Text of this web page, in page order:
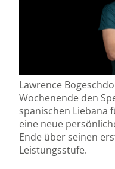
Lawrence
Wochenende den
spanischen Liebana
eine neue
Ende über seinen
Leistungsstufe.